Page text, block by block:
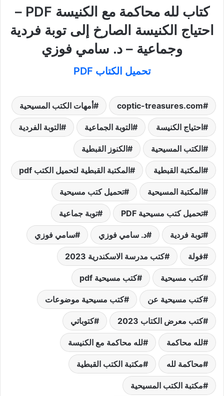
كتاب لله محاكمة مع الكنيسة PDF –
احتياج الكنيسة الصارخ إلى توبة فردية
وجماعية – د. سامي فوزي
تحميل الكتاب PDF
coptic-treasures.com أمهات الكتب المسيحية
احتياج الكنيسة التوبة الجماعية التوبة الفردية
الكتب المسيحية الكنوز القبطية
المكتبة القبطية المكتبة القبطية لتحميل الكتب pdf
المكتبة المسيحية تحميل كتب مسيحية
تحميل كتب مسيحية PDF توبة جماعية
توبة فردية د. سامي فوزي سامي فوزي
فولة كتب مدرسة الاسكندرية 2023
كتب مسيحية كتب مسيحية pdf
كتب مسيحية عن كتب مسيحية موضوعات
كتب معرض الكتاب 2023 كتوباتي
لله محاكمة لله محاكمة مع الكنيسة
محاكمة لله مكتبة الكتب القبطية
مكتبة الكتب المسيحية